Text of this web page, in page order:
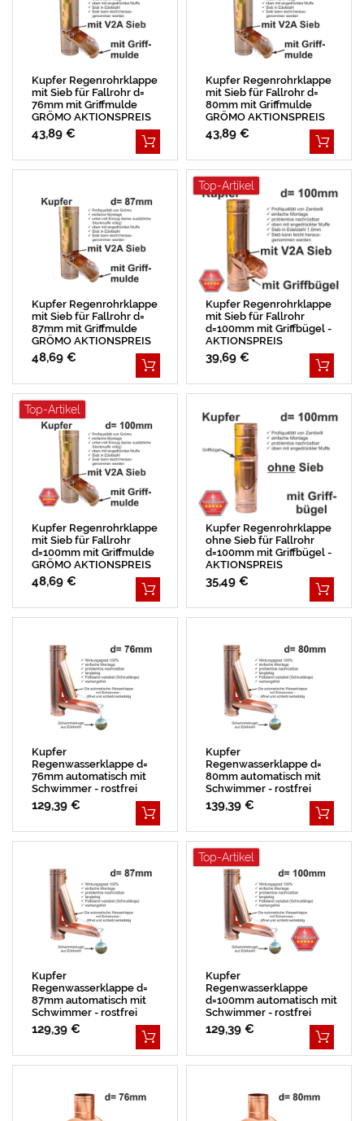
Kupfer Regenrohrklappe
mit Sieb für Fallrohr d=
76mm mit Griffmulde
GRÖMO AKTIONSPREIS
43,89 €
Kupfer Regenrohrklappe
mit Sieb für Fallrohr d=
80mm mit Griffmulde
GRÖMO AKTIONSPREIS
43,89 €
Kupfer Regenrohrklappe
mit Sieb für Fallrohr d=
87mm mit Griffmulde
GRÖMO AKTIONSPREIS
48,69 €
Top-Artikel
Kupfer Regenrohrklappe
mit Sieb für Fallrohr
d=100mm mit Griffbügel -
AKTIONSPREIS
39,69 €
Top-Artikel
Kupfer Regenrohrklappe
mit Sieb für Fallrohr
d=100mm mit Griffmulde
GRÖMO AKTIONSPREIS
48,69 €
Kupfer Regenrohrklappe
ohne Sieb für Fallrohr
d=100mm mit Griffbügel -
AKTIONSPREIS
35,49 €
Kupfer
Regenwasserklappe d=
76mm automatisch mit
Schwimmer - rostfrei
129,39 €
Kupfer
Regenwasserklappe d=
80mm automatisch mit
Schwimmer - rostfrei
139,39 €
Kupfer
Regenwasserklappe d=
87mm automatisch mit
Schwimmer - rostfrei
129,39 €
Top-Artikel
Kupfer
Regenwasserklappe
d=100mm automatisch mit
Schwimmer - rostfrei
BESTSELLER
129,39 €